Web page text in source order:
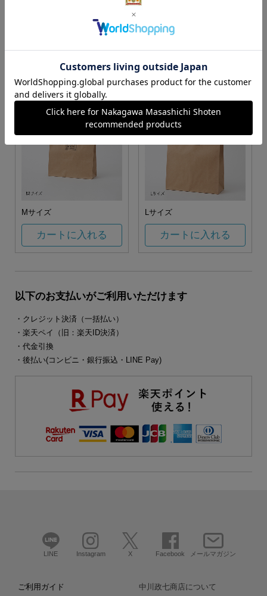
S・M・Lサイズより当店に
カートに入れる
Sサイズ
カートに入れる
Mサイズ
カートに入れる
Lサイズ
カートに入れる
以下のお支払いがご利用いただけます
・クレジット決済（一括払い）
・楽天ペイ（旧：楽天ID決済）
・代金引換
・後払い(コンビニ・銀行振込・LINE Pay)
LINE Instagram X Facebook メールマガジン
ご利用ガイド 中川政七商店について